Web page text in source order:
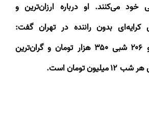
می‌کنند. او درباره ارزان‌ترین و
کرایه‌ای‌ بدون راننده در تهران گفت:
۲۰۶شبی۳۵۰ هزار تومان و گران‌ترین
هر شب۱۲میلیون تومان است.